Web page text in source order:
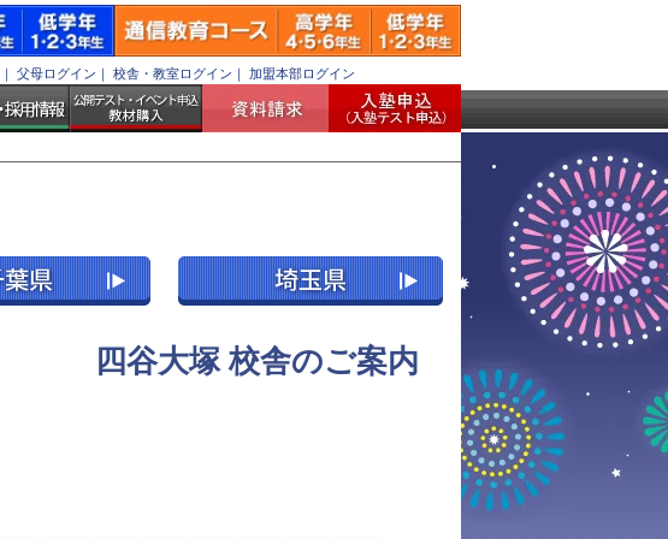
｜ 父母ログイン ｜ 校舎・教室ログイン ｜ 加盟本部ログイン
四谷大塚 校舎のご案内